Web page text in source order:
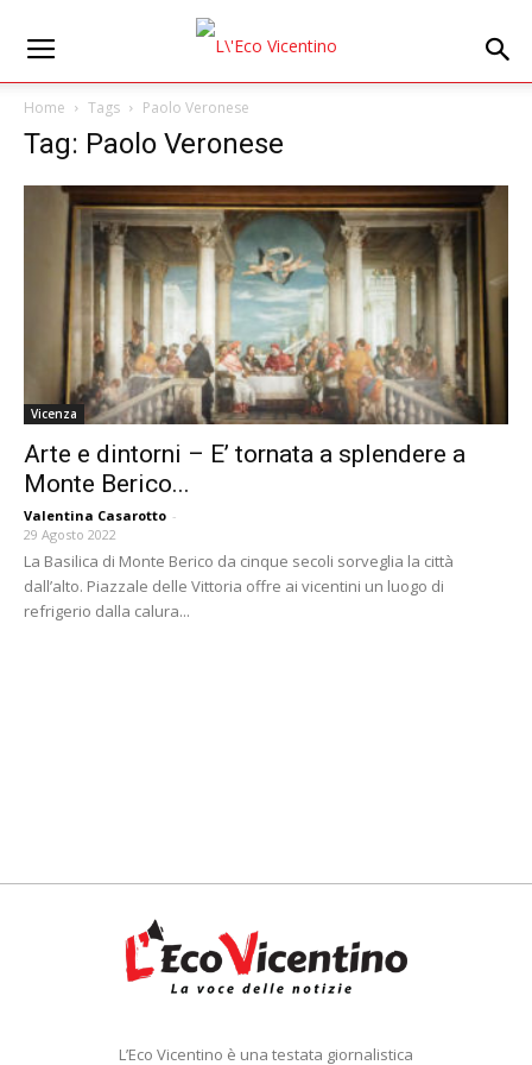
Home Tags Paolo Veronese
Tag: Paolo Veronese
Vicenza
Arte e dintorni – E’ tornata a splendere a
Monte Berico...
Valentina Casarotto -
29 Agosto 2022
La Basilica di Monte Berico da cinque secoli sorveglia la città
dall’alto. Piazzale delle Vittoria offre ai vicentini un luogo di
refrigerio dalla calura...
L’Eco Vicentino è una testata giornalistica